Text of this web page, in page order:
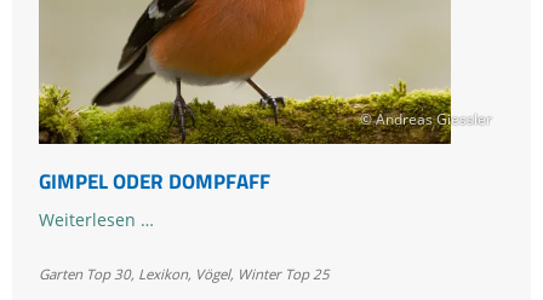
© Andreas Giessler
GIMPEL ODER DOMPFAFF
Weiterlesen …Gimpel
Dompfaff
Garten Top 30, Lexikon, Vögel, Winter Top 25